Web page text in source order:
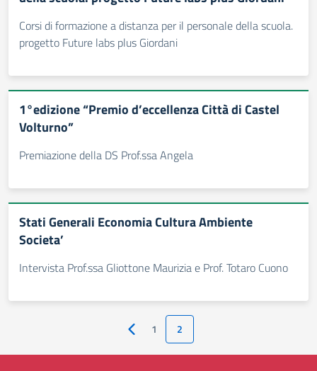
Corsi di formazione a distanza per il personale della scuola.
progetto Future labs plus Giordani
1°edizione “Premio d’eccellenza Città di Castel
Volturno”
Premiazione della DS Prof.ssa Angela
Stati Generali Economia Cultura Ambiente
Societa’
Intervista Prof.ssa Gliottone Maurizia e Prof. Totaro Cuono
Pagina precedente
1 2